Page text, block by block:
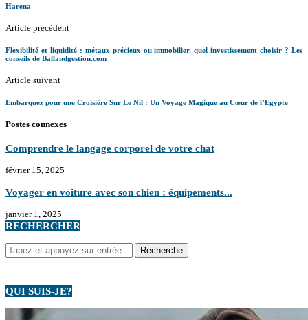
Harena
Article prècèdent
Flexibilité et liquidité : métaux précieux ou immobilier, quel investissement choisir ? Les
conseils de Ballandgestion.com
Article suivant
Embarquez pour une Croisière Sur Le Nil : Un Voyage Magique au Cœur de l’Égypte
Postes connexes
Comprendre le langage corporel de votre chat
février 15, 2025
Voyager en voiture avec son chien : équipements...
janvier 1, 2025
RECHERCHER
QUI SUIS-JE?